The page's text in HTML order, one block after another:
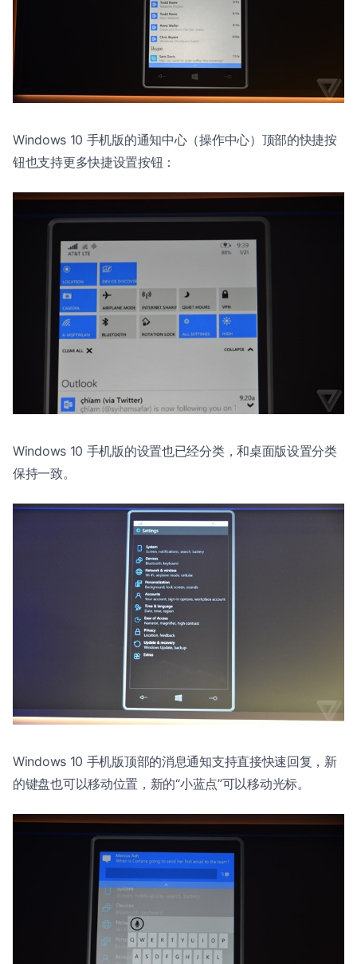
Windows 10 手机版的通知中心（操作中心）顶部的快捷按
钮也支持更多快捷设置按钮：
Windows 10 手机版的设置也已经分类，和桌面版设置分类
保持一致。
Windows 10 手机版顶部的消息通知支持直接快速回复，新
的键盘也可以移动位置，新的“小蓝点”可以移动光标。